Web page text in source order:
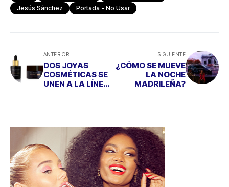
Jesús Sánchez
Portada - No Usar
ANTERIOR
DOS JOYAS
COSMÉTICAS SE
UNEN A LA LÍNEA
SIGUIENTE
¿CÓMO SE MUEVE
LA NOCHE
MADRILEÑA?